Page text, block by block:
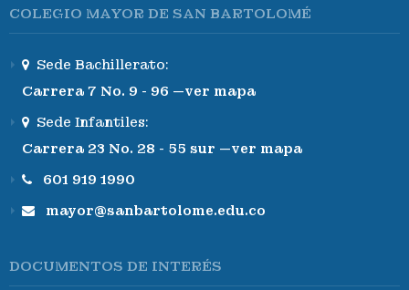
COLEGIO MAYOR DE SAN BARTOLOMÉ
Sede Bachillerato:
Carrera 7 No. 9 - 96 —ver mapa
Sede Infantiles:
Carrera 23 No. 28 - 55 sur —ver mapa
601 919 1990
mayor@sanbartolome.edu.co
DOCUMENTOS DE INTERÉS